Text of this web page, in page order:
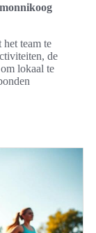
team te
de
lokaal te